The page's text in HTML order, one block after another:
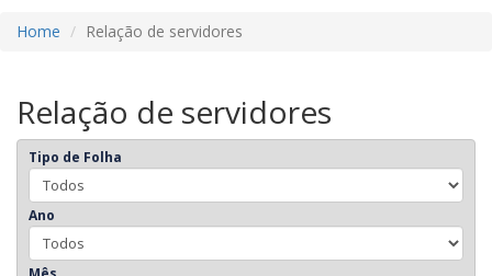
Home Relação de servidores
Relação de servidores
Tipo de Folha
Ano